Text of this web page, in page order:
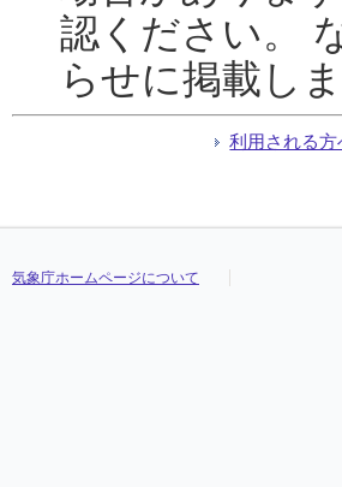
認ください。
らせに掲載しま
利用される方
気象庁ホームページについて